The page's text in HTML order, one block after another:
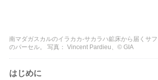
南マダガスカルのイラカカ-サカラハ鉱床から届くサ
のパーセル。 写真： Vincent Pardieu、© GIA
はじめに